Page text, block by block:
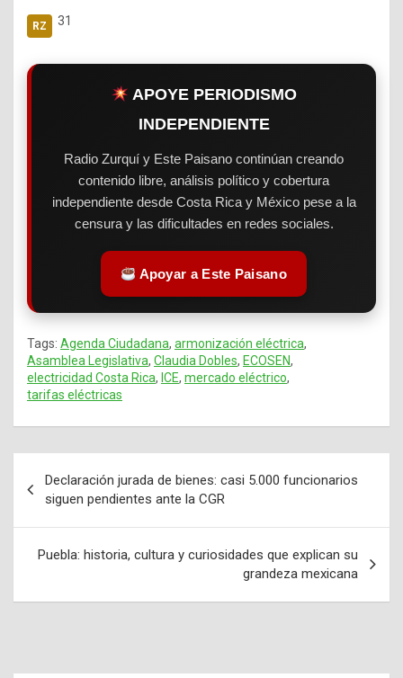
31
APOYE PERIODISMO
INDEPENDIENTE
Radio Zurquí y Este Paisano continúan creando
contenido libre, análisis político y cobertura
independiente desde Costa Rica y México pese a la
censura y las dificultades en redes sociales.
Apoyar a Este Paisano
Tags: Agenda Ciudadana, armonización eléctrica,
Asamblea Legislativa, Claudia Dobles, ECOSEN,
electricidad Costa Rica, ICE, mercado eléctrico,
tarifas eléctricas
Navegación
de
entradas
Declaración jurada de bienes: casi 5.000 funcionarios
siguen pendientes ante la CGR
Puebla: historia, cultura y curiosidades que explican su
grandeza mexicana